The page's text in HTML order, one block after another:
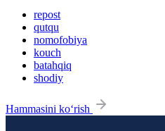
repost
qutqu
nomofobiya
kouch
batahqiq
shodiy
Hammasini ko‘rish